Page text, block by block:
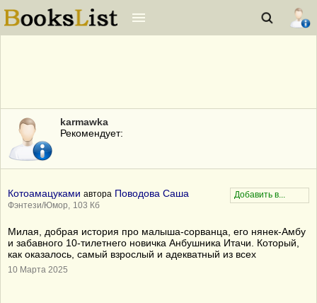
karmawka
Рекомендует:
Котоамацуками автора Поводова Саша
Фэнтези/Юмор, 103 Кб
Милая, добрая история про малыша-сорванца, его нянек-Амбу
и забавного 10-тилетнего новичка Анбушника Итачи. Который,
как оказалось, самый взрослый и адекватный из всех
10 Марта 2025